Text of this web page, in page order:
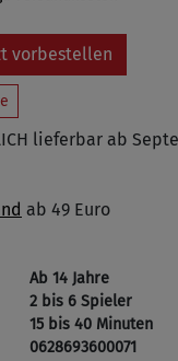
vorbestellen
lieferbar ab
ab 49 Euro
Ab 14 Jahre
2 bis 6 Spieler
15 bis 40 Minuten
0628693600071